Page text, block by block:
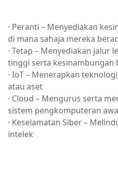
· Peranti – Menyediakan
di mana sahaja mereka
· Tetap – Menyediakan jalur
tinggi serta kesinambungan
· IoT – Menerapkan
atau aset
· Cloud – Mengurus serta
sistem pengkomputeran
· Keselamatan Siber –
intelek